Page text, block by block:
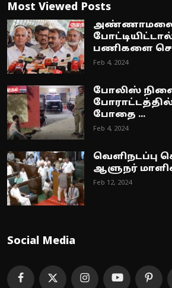
Most Viewed Posts
அண்ணாமலை
பணிகளை
Feb 4, 2024
போலிஸ்
போராட்டத்தில்
போதை ...
Feb 4, 2024
வெளிநடப்பு
ஆளுநர்
Feb 12, 2024
Social Media